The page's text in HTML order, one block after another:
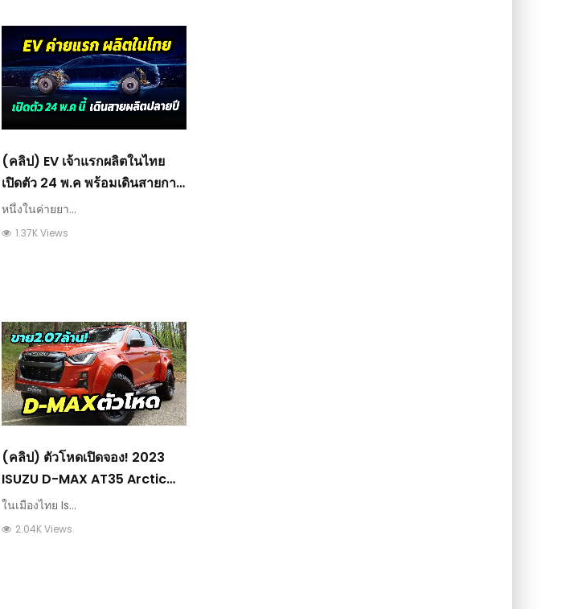
(คลิป) EV เจ้าแรกผลิตในไทย
เปิดตัว 24 พ.ค พร้อมเดินสายการ
ผลิตปลายปีนี้ : วีดีโอ เกษตร
หนึ่งในค่ายยา...
1.37K Views
(คลิป) ตัวโหดเปิดจอง! 2023
ISUZU D-MAX AT35 Arctic
Trucks ราคาเริ่มต้น 2.07 ล้าน
ในอังกฤษ : วีดีโอ เกษตร
ในเมืองไทย Is...
2.04K Views